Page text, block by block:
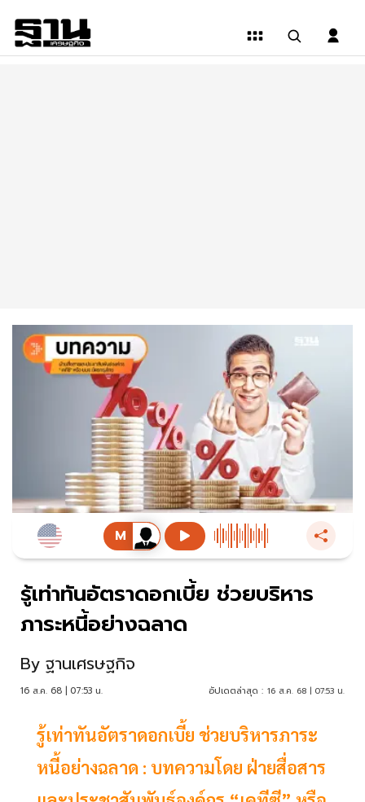
รู้เท่าทันอัตราดอกเบี้ย ช่วยบริหาร
ภาระหนี้อย่างฉลาด
By ฐานเศรษฐกิจ
16 ส.ค. 68 | 07:53 น. อัปเดตล่าสุด : 16 ส.ค. 68 | 07:53 น.
รู้เท่าทันอัตราดอกเบี้ย ช่วยบริหารภาระ
หนี้อย่างฉลาด : บทความโดย ฝ่ายสื่อสาร